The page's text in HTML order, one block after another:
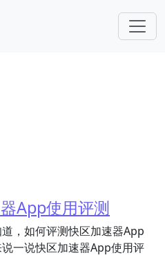
App使用评测
，如何评测快区加速器App
一说快区加速器App使用评